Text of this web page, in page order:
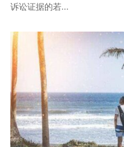
诉讼证据的若...